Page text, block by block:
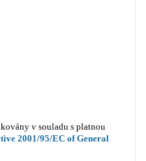
v souladu s platnou
2001/95/EC of General